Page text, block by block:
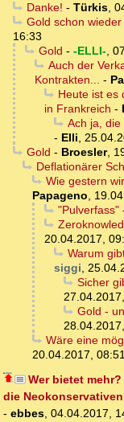
Danke! - Türkis,
Gold schon
16:33
Gold - -ELLI-,
Auch der
Kontrakten... -
Heute ist es
in Frankreich -
Ach ja,
- Elli,
Gold - Broesler,
Deflationärer
Wie gestern
Papageno,
"Pulverfass"
20.04.2017,
Warum
siggi,
Sicher
Gold -
Wäre eine
20.04.2017,
Wer bietet
die
- ebbes, 04.04.2017,